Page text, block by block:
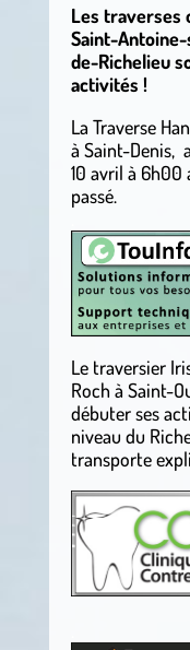
Les traverses
Saint-
de-Richelieu
activités !
La Traverse
à Saint-Denis,
10 avril à 6h00
passé.
Le traversier
Roch à Saint-
débuter ses
niveau du
transporte